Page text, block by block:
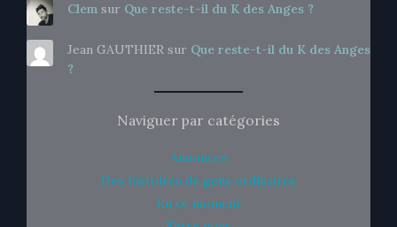
Clemsur Que reste-t-il du K des Anges ?
Jean GAUTHIERsur Que reste-t-il du K des Anges
?
Naviguer par catégories
Annonces
Des histoires de gens ordinaires
En ce moment